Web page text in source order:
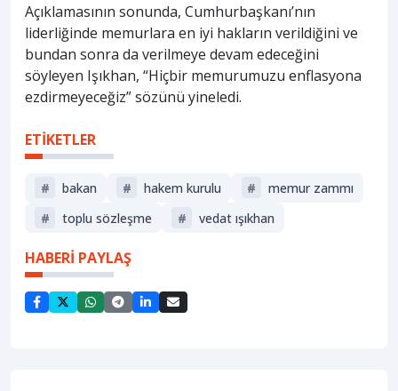
Açıklamasının sonunda, Cumhurbaşkanı’nın
liderliğinde memurlara en iyi hakların verildiğini ve
bundan sonra da verilmeye devam edeceğini
söyleyen Işıkhan, “Hiçbir memurumuzu enflasyona
ezdirmeyeceğiz” sözünü yineledi.
ETİKETLER
# bakan # hakem kurulu #
memur zammı
#
toplu sözleşme # vedat ışıkhan
HABERİ PAYLAŞ